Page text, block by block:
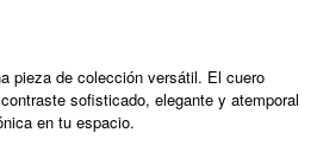
pieza de colección versátil. El cuero
sofisticado, elegante y atemporal
en tu espacio.